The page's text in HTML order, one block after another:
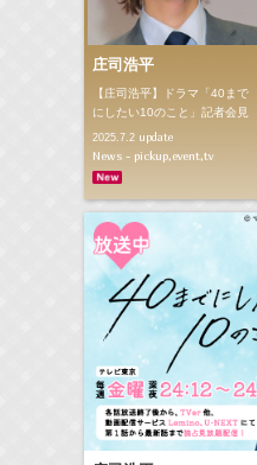
庄司浩平
【庄司浩平】ドラマ「40まで
にしたい10のこと」記者会見
2025.7.2update
News - pickup,event,tv